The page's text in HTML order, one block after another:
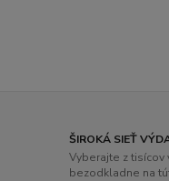
ŠIROKÁ SIEŤ
Vyberajte z tisícov
bezodkladne na